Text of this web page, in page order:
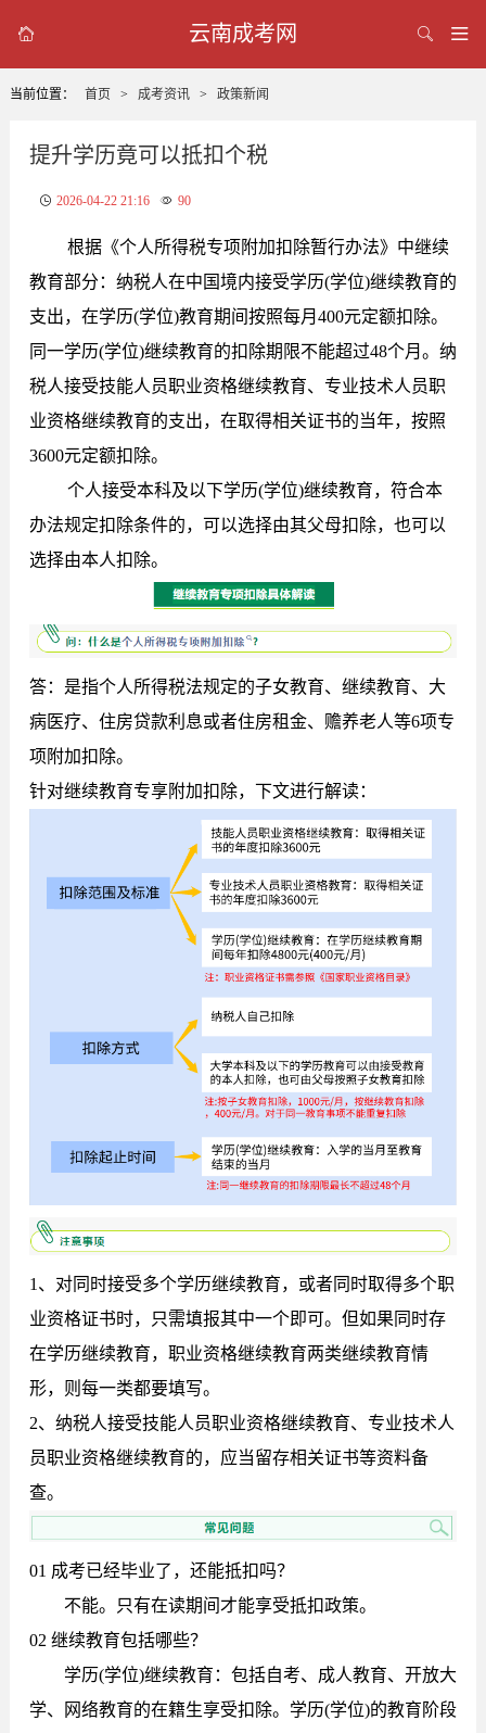
 云南成考网  
当前位置： 首页 > 成考资讯 > 政策新闻
提升学历竟可以抵扣个税
2026-04-22 21:16 90
根据《个人所得税专项附加扣除暂行办法》中继续
教育部分：纳税人在中国境内接受学历(学位)继续教育的
支出， 在学历(学位)教育期间按照每月400元定额扣除。
同一学历(学位)继续教育的扣除期限不能超过48个月。纳
税人接受技能人员职业资格继续教育、专业技术人员职
业资格继续教育的支出， 在取得相关证书的当年，按照
3600元定额扣除。
个人接受本科及以下学历(学位)继续教育，符合本
办法规定扣除条件的， 可以选择由其父母扣除，也可以
选择由本人扣除。
答：是指个人所得税法规定的子女教育、 继续教育、大
病医疗、住房贷款利息或者住房租金、赡养老人等6项专
项附加扣除。
针对继续教育专享附加扣除，下文进行解读：
1、对同时接受多个学历继续教育，或者同时取得多个职
业资格证书时，只需填报其中一个即可。但如果同时存
在学历继续教育，职业资格继续教育两类继续教育情
形，则每一类都要填写。
2、纳税人接受技能人员职业资格继续教育、专业技术人
员职业资格继续教育的，应当留存相关证书等资料备
查。
01 成考已经毕业了，还能抵扣吗？
不能。只有在读期间才能享受抵扣政策。
02 继续教育包括哪些？
学历(学位)继续教育 ： 包括自考、成人教育、开放大
学、网络教育的在籍生享受扣除。学历(学位)的教育阶段